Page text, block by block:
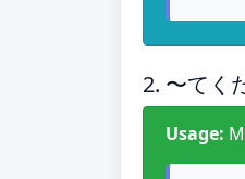
2. 〜てく
Usage: